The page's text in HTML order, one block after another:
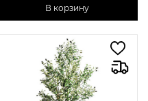
В корзину